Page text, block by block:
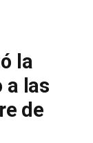
la
a las
de